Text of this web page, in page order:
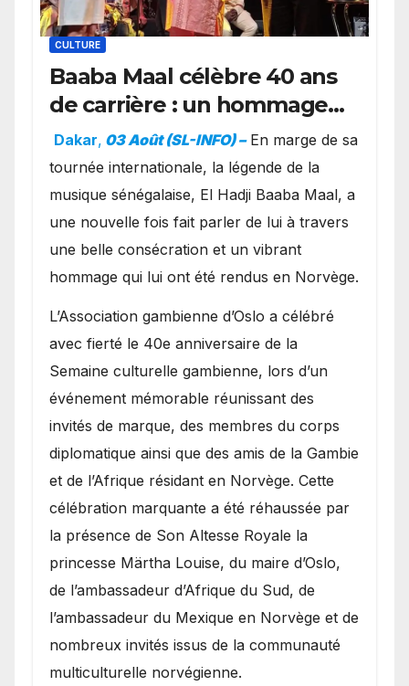
CULTURE
Baaba Maal célèbre 40 ans
de carrière : un hommage
exceptionnel à Oslo en
présence de la famille
royale.
Dakar, 03 Août (SL-INFO) – ​En marge de sa
tournée internationale, la légende de la
musique sénégalaise, El Hadji Baaba Maal, a
une nouvelle fois fait parler de lui à travers
une belle consécration et un vibrant
hommage qui lui ont été rendus en Norvège.
​L’Association gambienne d’Oslo a célébré
avec fierté le 40e anniversaire de la
Semaine culturelle gambienne, lors d’un
événement mémorable réunissant des
invités de marque, des membres du corps
diplomatique ainsi que des amis de la Gambie
et de l’Afrique résidant en Norvège. Cette
célébration marquante a été réhaussée par
la présence de Son Altesse Royale la
princesse Märtha Louise, du maire d’Oslo,
de l’ambassadeur d’Afrique du Sud, de
l’ambassadeur du Mexique en Norvège et de
nombreux invités issus de la communauté
multiculturelle norvégienne.